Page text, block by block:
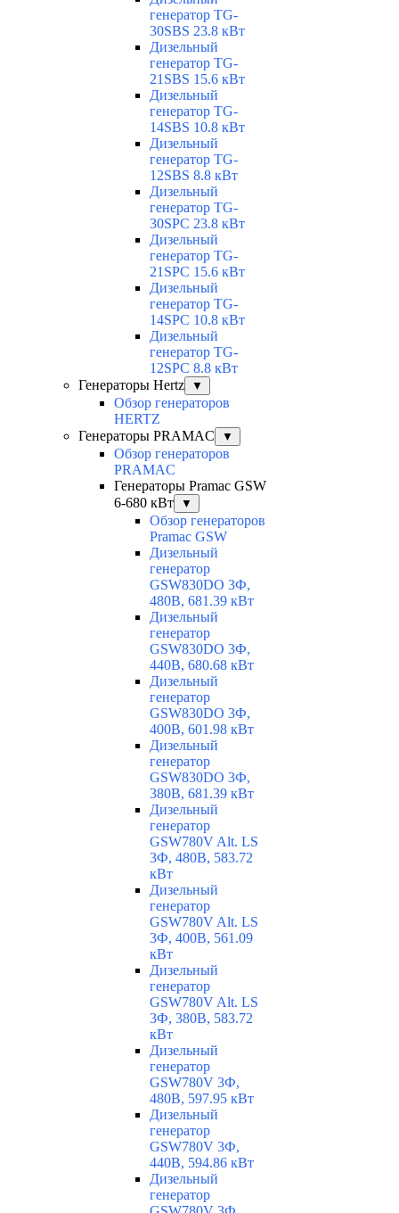
генератор TG-
30SBS 23.8 кВт
Дизельный
генератор TG-
21SBS 15.6 кВт
Дизельный
генератор TG-
14SBS 10.8 кВт
Дизельный
генератор TG-
12SBS 8.8 кВт
Дизельный
генератор TG-
30SPC 23.8 кВт
Дизельный
генератор TG-
21SPC 15.6 кВт
Дизельный
генератор TG-
14SPC 10.8 кВт
Дизельный
генератор TG-
12SPC 8.8 кВт
Генераторы Hertz
▼
Обзор генераторов
HERTZ
Генераторы PRAMAC
▼
Обзор генераторов
PRAMAC
Генераторы Pramac GSW
6-680 кВт
▼
Обзор генераторов
Pramac GSW
Дизельный
генератор
GSW830DO 3Ф,
480В, 681.39 кВт
Дизельный
генератор
GSW830DO 3Ф,
440В, 680.68 кВт
Дизельный
генератор
GSW830DO 3Ф,
400В, 601.98 кВт
Дизельный
генератор
GSW830DO 3Ф,
380В, 681.39 кВт
Дизельный
генератор
GSW780V Alt. LS
3Ф, 480В, 583.72
кВт
Дизельный
генератор
GSW780V Alt. LS
3Ф, 400В, 561.09
кВт
Дизельный
генератор
GSW780V Alt. LS
3Ф, 380В, 583.72
кВт
Дизельный
генератор
GSW780V 3Ф,
480В, 597.95 кВт
Дизельный
генератор
GSW780V 3Ф,
440В, 594.86 кВт
Дизельный
генератор